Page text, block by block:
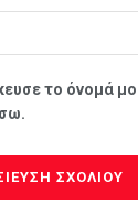
το όνομά